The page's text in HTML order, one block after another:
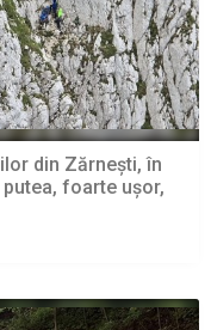
din Zărnești, în
foarte ușor,